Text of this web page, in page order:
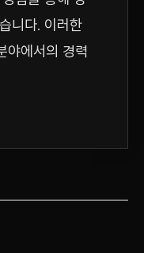
니다. 이러한
야에서의 경력